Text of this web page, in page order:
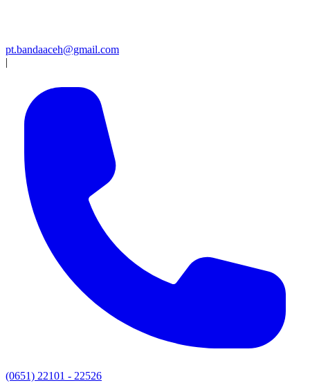
pt.bandaaceh@gmail.com
|
(0651) 22101 - 22526